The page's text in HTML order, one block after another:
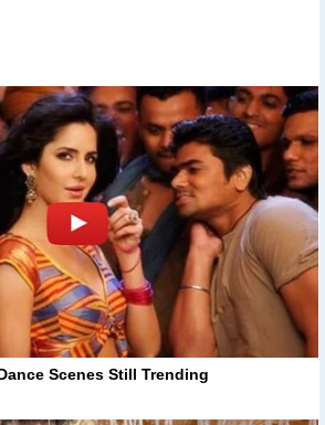
Scenes Still Trending